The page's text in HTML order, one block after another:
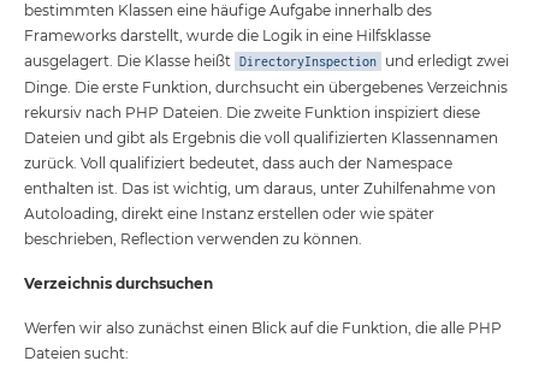
bestimmten Klassen eine häufige Aufgabe innerhalb des
Frameworks darstellt, wurde die Logik in eine Hilfsklasse
ausgelagert. Die Klasse heißt DirectoryInspection
und erledigt zwei
Dinge. Die erste Funktion, durchsucht ein übergebenes Verzeichnis
rekursiv nach PHP Dateien. Die zweite Funktion inspiziert diese
Dateien und gibt als Ergebnis die voll qualifizierten Klassennamen
zurück. Voll qualifiziert bedeutet, dass auch der Namespace
enthalten ist. Das ist wichtig, um daraus, unter Zuhilfenahme von
Autoloading, direkt eine Instanz erstellen oder wie später
beschrieben, Reflection verwenden zu können.
Verzeichnis durchsuchen
Werfen wir also zunächst einen Blick auf die Funktion, die alle PHP
Dateien sucht: